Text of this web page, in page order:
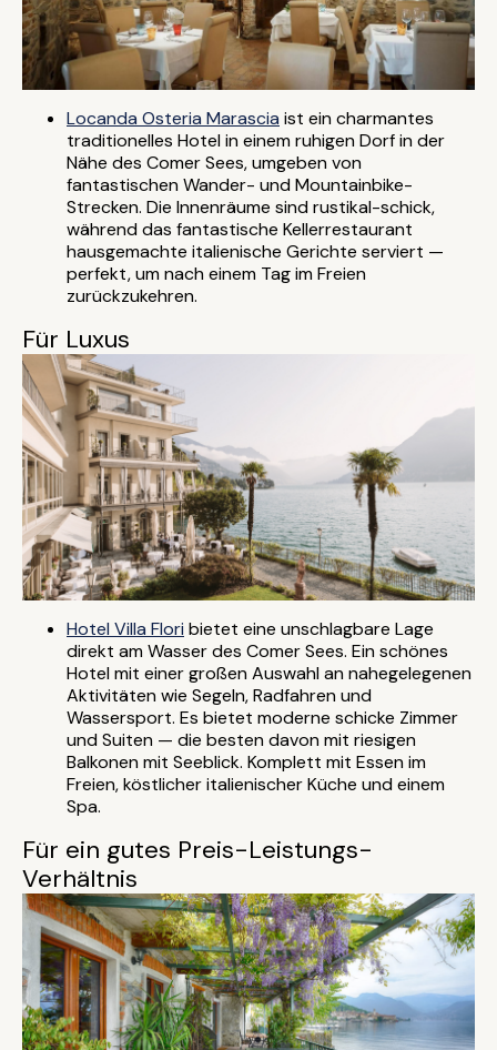
Locanda Osteria Marascia ist ein charmantes
traditionelles Hotel in einem ruhigen Dorf in der
Nähe des Comer Sees, umgeben von
fantastischen Wander- und Mountainbike-
Strecken. Die Innenräume sind rustikal-schick,
während das fantastische Kellerrestaurant
hausgemachte italienische Gerichte serviert —
perfekt, um nach einem Tag im Freien
zurückzukehren.
Für Luxus
Hotel Villa Flori bietet eine unschlagbare Lage
direkt am Wasser des Comer Sees. Ein schönes
Hotel mit einer großen Auswahl an nahegelegenen
Aktivitäten wie Segeln, Radfahren und
Wassersport. Es bietet moderne schicke Zimmer
und Suiten — die besten davon mit riesigen
Balkonen mit Seeblick. Komplett mit Essen im
Freien, köstlicher italienischer Küche und einem
Spa.
Für ein gutes Preis-Leistungs-
Verhältnis